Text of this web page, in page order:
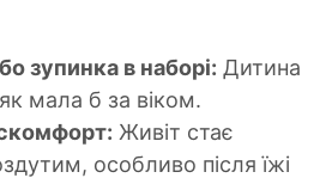
зупинка в наборі: Дитина
мала б за віком.
Живіт стає
особливо після їжі